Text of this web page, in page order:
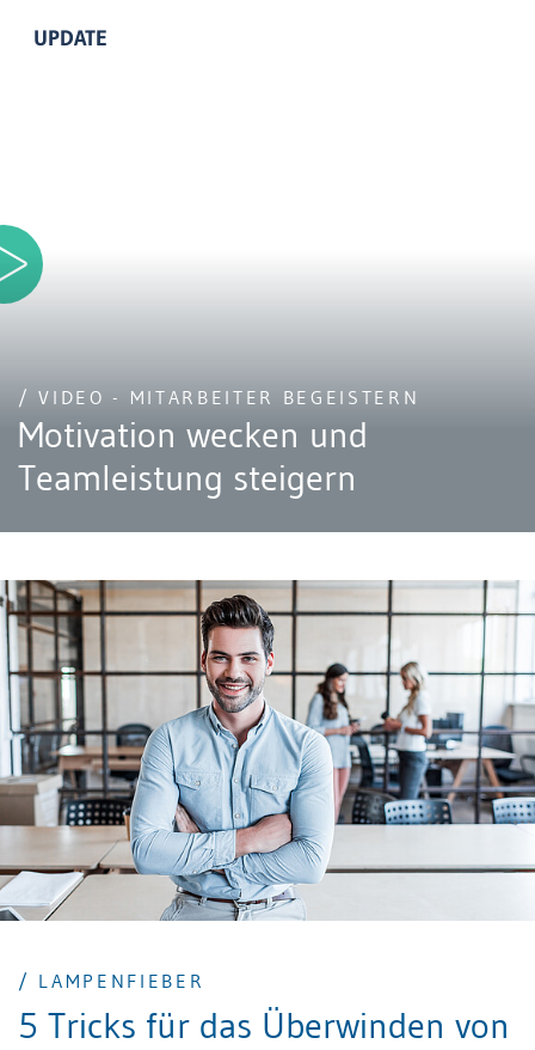
UPDATE
/ VIDEO - MITARBEITER BEGEISTERN
Motivation wecken und
Teamleistung steigern
/ LAMPENFIEBER
5 Tricks für das Überwinden von